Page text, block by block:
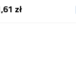
złCena